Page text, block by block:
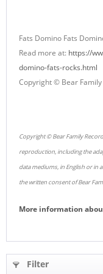
Fats Domino Fats
Read more at: https://
domino-fats-rocks.html
Copyright © Bear Family
Copyright © Bear Family
reproduction, including the
data mediums, in English or in
the written consent of Bear
More information
Filter